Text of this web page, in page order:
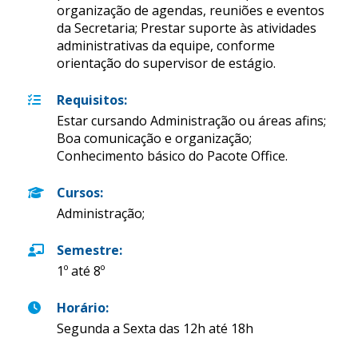
organização de agendas, reuniões e eventos
da Secretaria; Prestar suporte às atividades
administrativas da equipe, conforme
orientação do supervisor de estágio.
Requisitos:
Estar cursando Administração ou áreas afins;
Boa comunicação e organização;
Conhecimento básico do Pacote Office.
Cursos:
Administração;
Semestre:
1º até 8º
Horário:
Segunda a Sexta das 12h até 18h